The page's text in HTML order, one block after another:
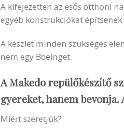
A kifejezetten az esős otthoni
egyéb konstrukciókat
A készlet minden szükséges
nem egy Boeinget.
A Makedo repülőkészítő
gyereket, hanem bevonja.
Miért szeretjük?